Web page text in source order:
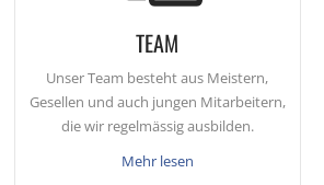
TEAM
Unser Team besteht aus Meistern,
Gesellen und auch jungen Mitarbeitern,
die wir regelmässig ausbilden.
Mehr lesen